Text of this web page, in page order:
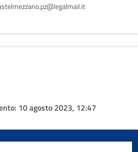
10 agosto 2023, 12:47